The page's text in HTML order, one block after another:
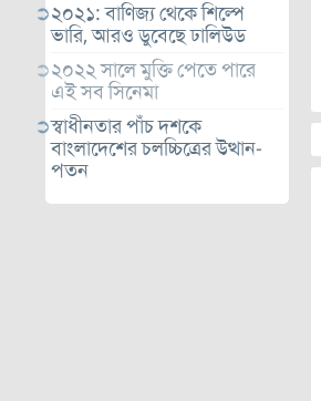
২০২১: বাণিজ্য থেকে শিল্পে
ভারি, আরও ডুবেছে ঢালিউড
২০২২ সালে মুক্তি পেতে পারে
এই সব সিনেমা
স্বাধীনতার পাঁচ দশকে
বাংলাদেশের চলচ্চিত্রের উত্থান-
পতন